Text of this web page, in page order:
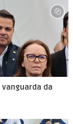
vanguarda da